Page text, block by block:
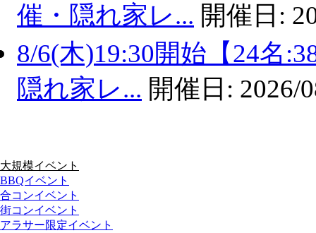
催・隠れ家レ... 開催日:
8/6(木)19:30開始【24名
隠れ家レ... 開催日: 2026/
大規模イベント
BBQイベント
合コンイベント
街コンイベント
アラサー限定イベント